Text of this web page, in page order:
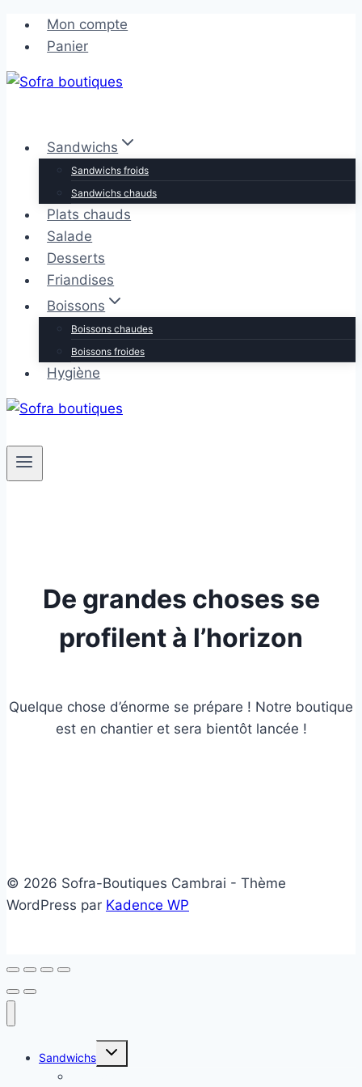
Aller
contenu
Aller
contenu
Mon compte
Panier
Sandwichs
Sandwichs froids
Sandwichs chauds
Plats chauds
Salade
Desserts
Friandises
Boissons
Boissons chaudes
Boissons froides
Hygiène
De grandes choses se
profilent à l’horizon
Quelque chose d’énorme se prépare ! Notre boutique
est en chantier et sera bientôt lancée !
© 2026 Sofra-Boutiques Cambrai - Thème
WordPress par Kadence WP
Sandwichs
Ouvrir/fermer